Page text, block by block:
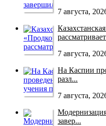
7 августа,
7 августа,
На Каспии
разл...
7 августа,
завер...